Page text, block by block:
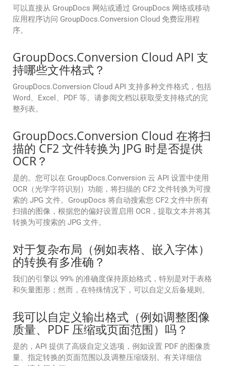
可以直接从 GroupDocs 网站或通过 GroupDocs 网络或移动
应用程序访问 GroupDocs.Conversion Cloud 免费应用程
序。
GroupDocs.Conversion Cloud API 支
持哪些文件格式？
GroupDocs.Conversion Cloud API 支持多种文件格式，包括
Word、Excel、PDF 等。请参阅文档以获取受支持格式的完
整列表。
GroupDocs.Conversion Cloud 在将扫
描的 CF2 文件转换为 JPG 时是否提供
OCR？
是的。您可以在 GroupDocs.Conversion 云 API 设置中使用
OCR（光学字符识别）功能，将扫描的 CF2 文件转换为可搜
索的 JPG 文件。GroupDocs 将自动搜索您 CF2 文件中所有
扫描的图像，根据您的偏好设置启用 OCR，提取文本并将其
转换为可搜索的 JPG 文件。
对于复杂布局（例如表格、嵌入字体）
的转换有多准确？
我们的引擎以 99% 的准确度保持原始格式，特别是对于表格
和矢量图形；然而，在特殊情况下，可以自定义后备规则。
我可以自定义输出格式（例如调整图像
质量、PDF 压缩或页面范围）吗？
是的，API 提供了高级自定义选项，例如设置 PDF 的图像质
量、指定转换的页面范围以及调整压缩级别。有关详细信